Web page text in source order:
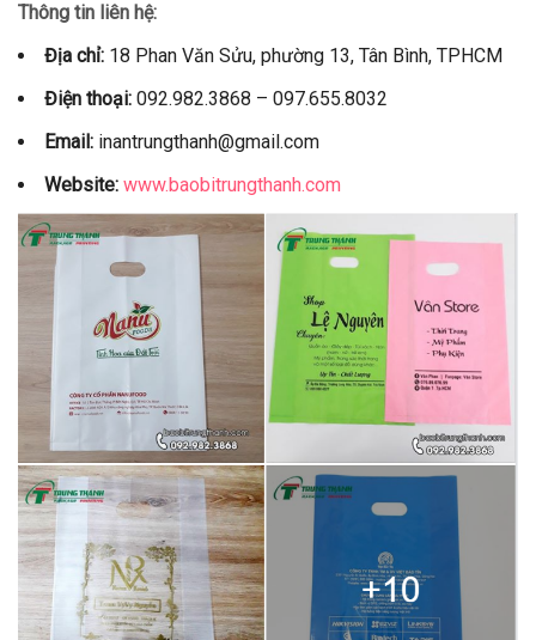
Thông tin liên hệ:
Địa chỉ: 18 Phan Văn Sửu, phường 13, Tân Bình, TPHCM
Điện thoại: 092.982.3868 – 097.655.8032
Email: inantrungthanh@gmail.com
Website: www.baobitrungthanh.com